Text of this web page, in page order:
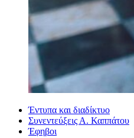
Έντυπα και διαδίκτυο
Συνεντεύξεις Α. Καππάτου
Έφηβοι